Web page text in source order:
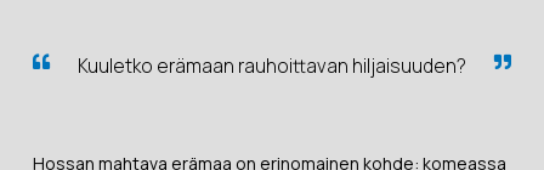
Kuuletko erämaan rauhoittavan hiljaisuuden?
Hossan mahtava erämaa on erinomainen kohde: komeassa